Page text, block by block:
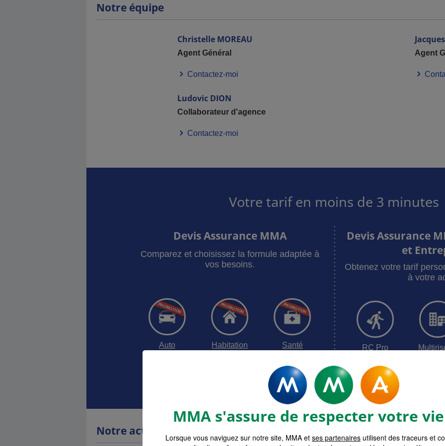
Notre équipe
Christelle MOREAU
Agent Général
Contactez-moi
Jacques
Agent
Ludovic DION
Collaborateur d'agence
Contactez-moi
Votre tarif en moins de 3 minutes
Devis Assurance MMA
Comparez et choisissez la formule adaptée à
vos besoins.
Auto Habitation Santé
Devis assurances MMA
Devis Assurance
et
Obtenez votre tarif
à votre
RC Pro
Devis
Notre actualité
MMA s'assure de respecter votre
Lorsque vous naviguez sur notre site, MMA et ses partenaires utilisent des traceurs et